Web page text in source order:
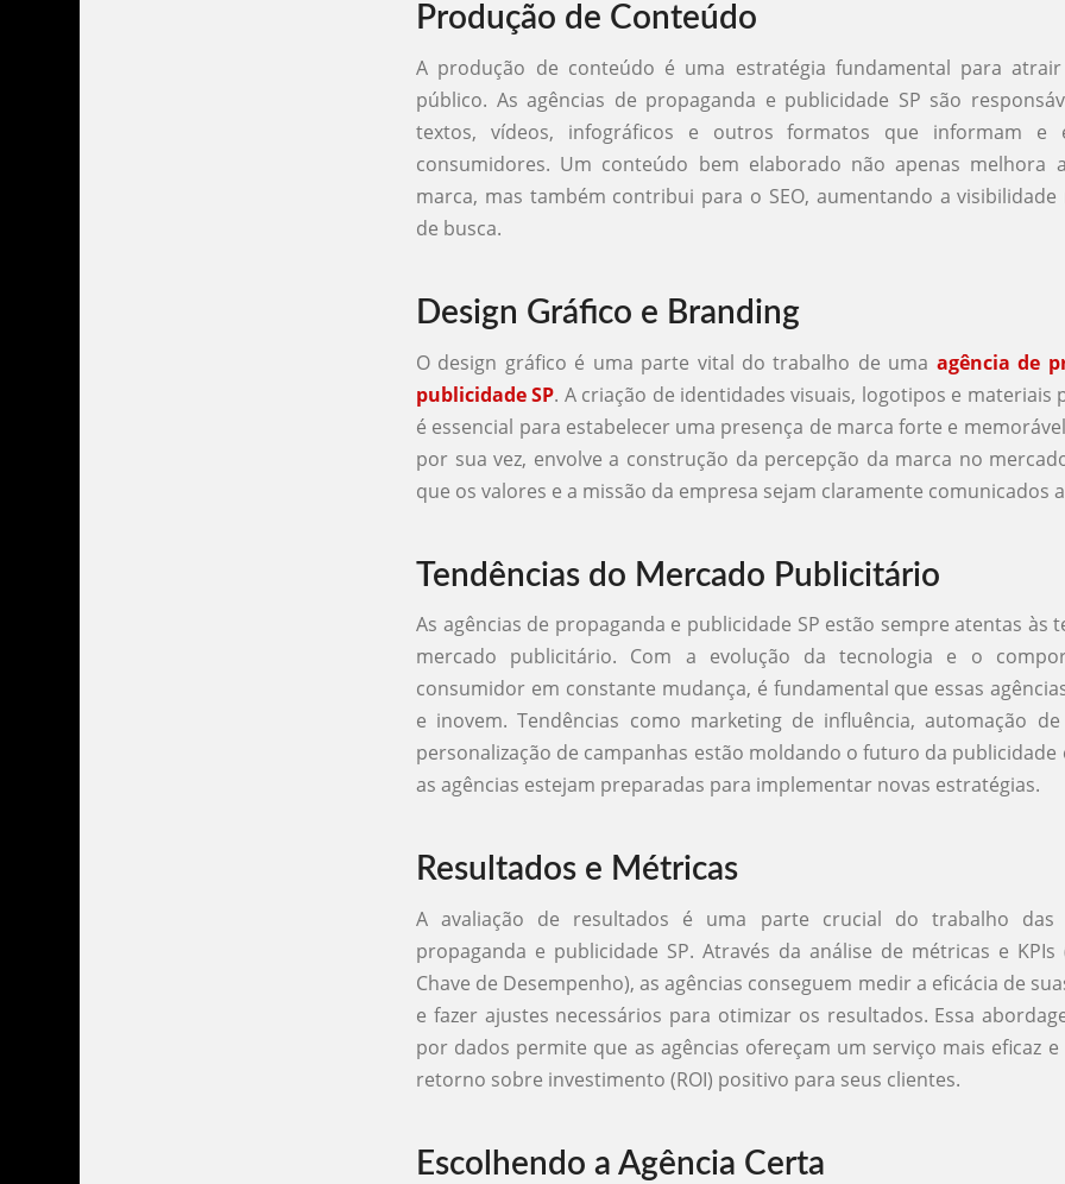
Produção de Conteúdo
A produção de conteúdo é uma estratégia fundamental para
público. As agências de propaganda e publicidade SP são
textos, vídeos, infográficos e outros formatos que informam e
consumidores. Um conteúdo bem elaborado não apenas melhora
marca, mas também contribui para o SEO, aumentando a
de busca.
Design Gráfico e Branding
O design gráfico é uma parte vital do trabalho de uma agência de
publicidade SP. A criação de identidades visuais, logotipos e materiais
é essencial para estabelecer uma presença de marca forte e
por sua vez, envolve a construção da percepção da marca no
que os valores e a missão da empresa sejam claramente comunicados
Tendências do Mercado Publicitário
As agências de propaganda e publicidade SP estão sempre atentas às
mercado publicitário. Com a evolução da tecnologia e o
consumidor em constante mudança, é fundamental que essas
e inovem. Tendências como marketing de influência, automação
personalização de campanhas estão moldando o futuro da publicidade
as agências estejam preparadas para implementar novas estratégias.
Resultados e Métricas
A avaliação de resultados é uma parte crucial do trabalho das
propaganda e publicidade SP. Através da análise de métricas e KPIs
Chave de Desempenho), as agências conseguem medir a eficácia de
e fazer ajustes necessários para otimizar os resultados. Essa
por dados permite que as agências ofereçam um serviço mais eficaz
retorno sobre investimento (ROI) positivo para seus clientes.
Escolhendo a Agência Certa